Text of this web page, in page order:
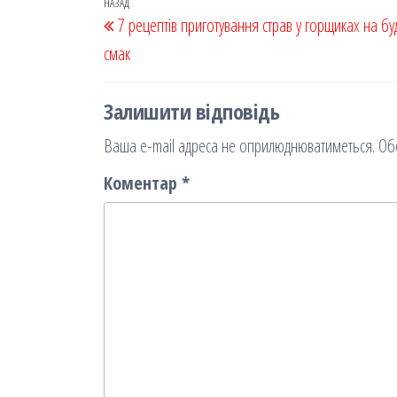
k on ис
Навігація
записів
Попередній
запис7 рецептів приготування страв у горщиках на
смак
Залишити відповідь
Ваша e-mail адреса не оприлюднюватиметься.
Коментар *